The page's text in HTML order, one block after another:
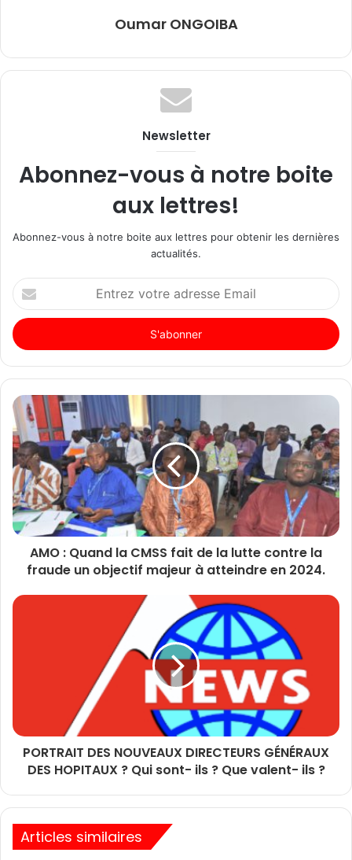
Oumar ONGOIBA
Newsletter
Abonnez-vous à notre boite
aux lettres!
Abonnez-vous à notre boite aux lettres pour obtenir les dernières
actualités.
Entrez
votre
adresse
Email
AMO : Quand la CMSS fait de la lutte contre la
fraude un objectif majeur à atteindre en 2024.
PORTRAIT DES NOUVEAUX DIRECTEURS GÉNÉRAUX
DES HOPITAUX ? Qui sont- ils ? Que valent- ils ?
Articles similaires